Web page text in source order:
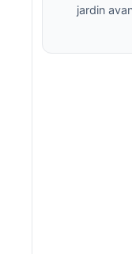
jardin